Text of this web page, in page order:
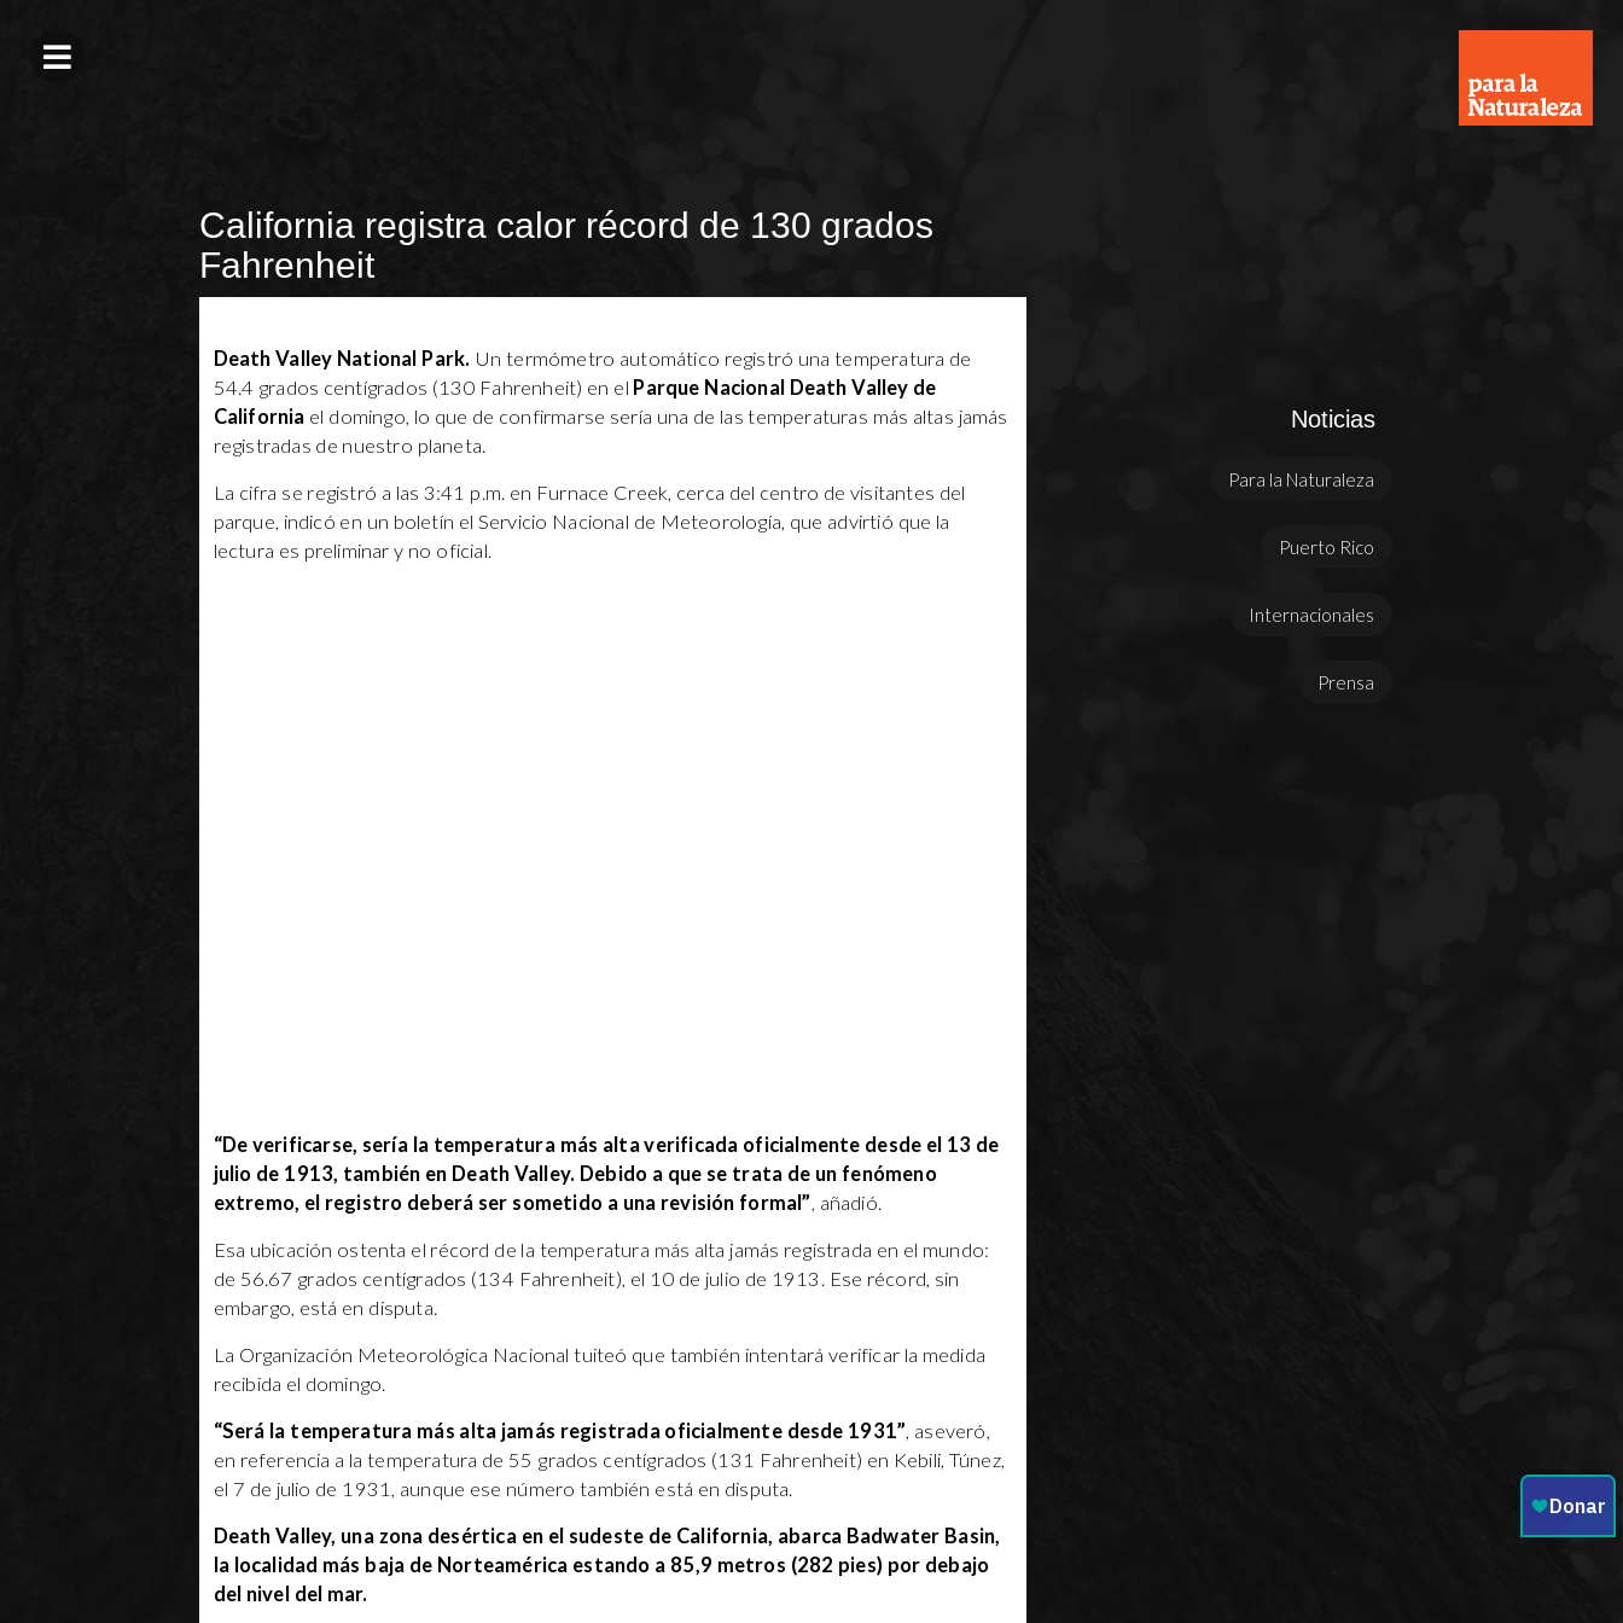
California registra calor récord de 130 grados
Fahrenheit
Death Valley National Park. Un termómetro automático registró una temperatura de
54.4 grados centígrados (130 Fahrenheit) en el Parque Nacional Death Valley de
California el domingo, lo que de confirmarse sería una de las temperaturas más altas jamás
registradas de nuestro planeta.
La cifra se registró a las 3:41 p.m. en Furnace Creek, cerca del centro de visitantes del
parque, indicó en un boletín el Servicio Nacional de Meteorología, que advirtió que la
lectura es preliminar y no oficial.
“De verificarse, sería la temperatura más alta verificada oficialmente desde el 13 de
julio de 1913, también en Death Valley. Debido a que se trata de un fenómeno
extremo, el registro deberá ser sometido a una revisión formal”, añadió.
Esa ubicación ostenta el récord de la temperatura más alta jamás registrada en el mundo:
de 56.67 grados centígrados (134 Fahrenheit), el 10 de julio de 1913. Ese récord, sin
embargo, está en disputa.
La Organización Meteorológica Nacional tuiteó que también intentará verificar la medida
recibida el domingo.
“Será la temperatura más alta jamás registrada oficialmente desde 1931”, aseveró,
en referencia a la temperatura de 55 grados centígrados (131 Fahrenheit) en Kebili, Túnez,
el 7 de julio de 1931, aunque ese número también está en disputa.
Death Valley, una zona desértica en el sudeste de California, abarca Badwater Basin,
la localidad más baja de Norteamérica estando a 85,9 metros (282 pies) por debajo
del nivel del mar.
Noticias
Para la Naturaleza
Puerto Rico
Internacionales
Prensa